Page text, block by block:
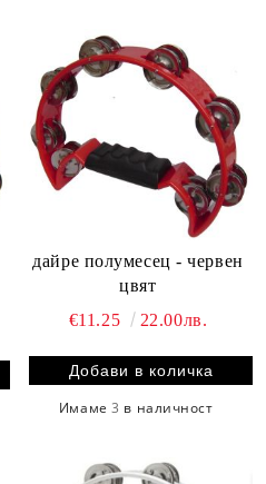
дайре полумесец - червен
цвят
€11.25
22.00лв.
Имаме3 в наличност